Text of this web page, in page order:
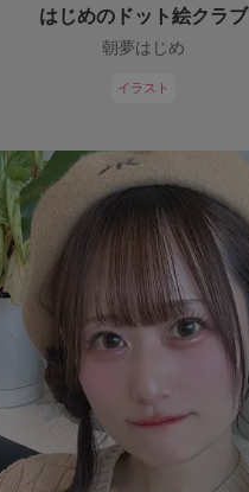
はじめのドット絵クラブ
朝夢はじめ
イラスト